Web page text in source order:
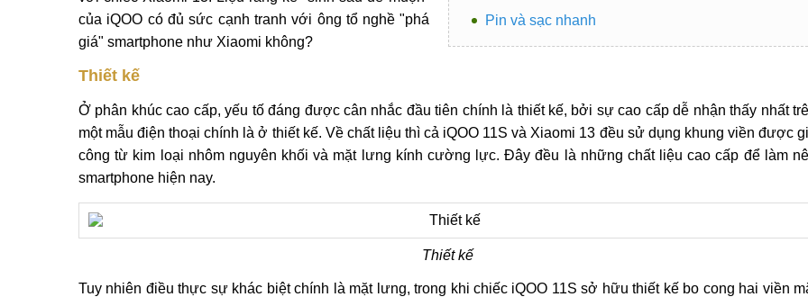
Pin và sạc nhanh
của iQOO có đủ sức cạnh tranh với ông tổ nghề "phá
giá" smartphone như Xiaomi không?
Thiết kế
Ở phân khúc cao cấp, yếu tố đáng được cân nhắc đầu tiên chính là thiết kế, bởi sự cao cấp dễ nhận thấy nhất
một mẫu điện thoại chính là ở thiết kế. Về chất liệu thì cả iQOO 11S và Xiaomi 13 đều sử dụng khung viền được
công từ kim loại nhôm nguyên khối và mặt lưng kính cường lực. Đây đều là những chất liệu cao cấp để làm
smartphone hiện nay.
Thiết kế
Tuy nhiên điều thực sự khác biệt chính là mặt lưng, trong khi chiếc iQOO 11S sở hữu thiết kế bo cong hai viền